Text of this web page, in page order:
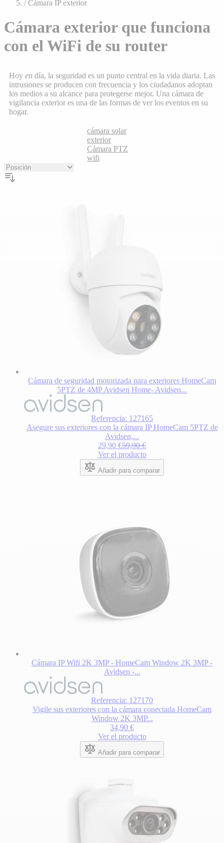
/ Cámara IP exterior
Cámara exterior que funciona
con el WiFi de su router
Hoy en día, la seguridad es un punto central en la vida diaria. Las
intrusiones se producen con frecuencia y los ciudadanos adoptan
los medios a su alcance para protegerse mejor. Una cámara de
vigilancia exterior es una de las formas de ver los eventos en su
hogar.
cámara solar
exterior
Cámara PTZ
wifi
Cámara de seguridad motorizada para exteriores HomeCam
5PTZ de 4MP Avidsen Home- Avidsen...
Referencia: 127165
Asegure sus exteriores con la cámara IP HomeCam 5PTZ de
Avidsen,...
Special Price
29,90 € Regular Price
59,90 €
Ver el producto
Añadir para comparar
Cámara IP Wifi 2K 3MP - HomeCam Window 2K 3MP -
Avidsen -...
Referencia: 127170
Vigile sus exteriores con la cámara conectada HomeCam
Window 2K 3MP...
34,90 €
Ver el producto
Añadir para comparar